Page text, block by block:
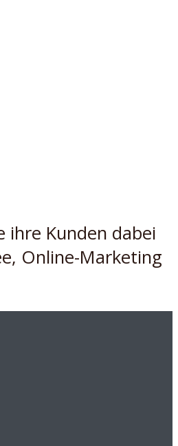
ihre Kunden dabei
Online-Marketing